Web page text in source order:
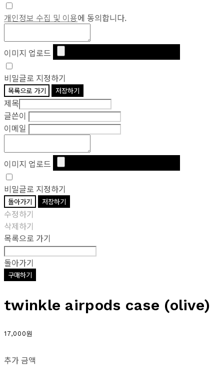
개인정보 수집 및 이용에 동의합니다.
이미지 업로드
비밀글로 지정하기
목록으로 가기 저장하기
제목
글쓴이
이메일
이미지 업로드
비밀글로 지정하기
돌아가기 저장하기
수정하기
삭제하기
목록으로 가기
돌아가기
구매하기
twinkle airpods case (olive)
17,000원
추가 금액